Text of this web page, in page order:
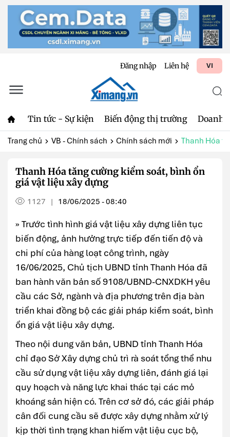
Đăng nhập Liên hệ VI
Tin tức - Sự kiện Biến động thị trường Doanh
Trang chủ VB - Chính sách Chính sách mới Thanh Hóa
Thanh Hóa tăng cường kiểm soát, bình ổn
giá vật liệu xây dựng
1127 | 18/06/2025 - 08:40
» Trước tình hình giá vật liệu xây dựng liên tục
biến động, ảnh hưởng trực tiếp đến tiến độ và
chi phí của hàng loạt công trình, ngày
16/06/2025, Chủ tịch UBND tỉnh Thanh Hóa đã
ban hành văn bản số 9108/UBND-CNXDKH yêu
cầu các Sở, ngành và địa phương trên địa bàn
triển khai đồng bộ các giải pháp kiểm soát, bình
ổn giá vật liệu xây dựng.
Theo nội dung văn bản, UBND tỉnh Thanh Hóa
chỉ đạo Sở Xây dựng chủ trì rà soát tổng thể nhu
cầu sử dụng vật liệu xây dựng liên, đánh giá lại
quy hoạch và năng lực khai thác tại các mỏ
khoáng sản hiện có. Trên cơ sở đó, các giải pháp
cân đối cung cầu sẽ được xây dựng nhằm xử lý
kịp thời tình trạng khan hiếm vật liệu cục bộ,